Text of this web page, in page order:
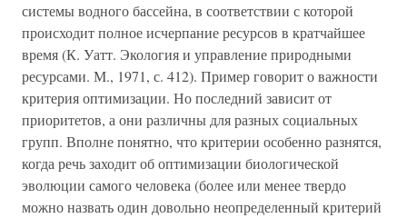
системы водного бассейна, в соответствии с которой
происходит полное исчерпание ресурсов в кратчайшее
время (К. Уатт. Экология и управление природными
ресурсами. М., 1971, с. 412). Пример говорит о важности
критерия оптимизации. Но последний зависит от
приоритетов, а они различны для разных социальных
групп. Вполне понятно, что критерии особенно разнятся,
когда речь заходит об оптимизации биологической
эволюции самого человека (более или менее твердо
можно назвать один довольно неопределенный критерий